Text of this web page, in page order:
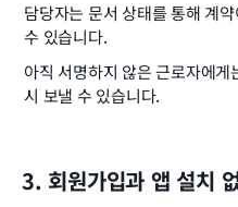
담당자는 문서 상태를 통해 계
수 있습니다.
아직 서명하지 않은 근로자에
시 보낼 수 있습니다.
3. 회원가입과 앱 설치